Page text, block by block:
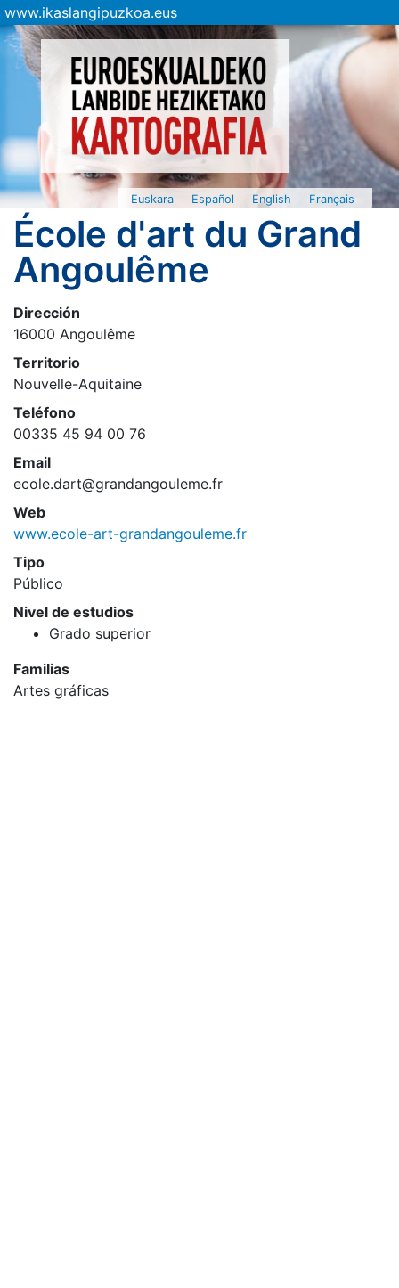
www.ikaslangipuzkoa.eus
Euskara Español English Français
École d'art du Grand
Angoulême
Dirección
16000 Angoulême
Territorio
Nouvelle-Aquitaine
Teléfono
00335 45 94 00 76
Email
ecole.dart@grandangouleme.fr
Web
www.ecole-art-grandangouleme.fr
Tipo
Público
Nivel de estudios
Grado superior
Familias
Artes gráficas